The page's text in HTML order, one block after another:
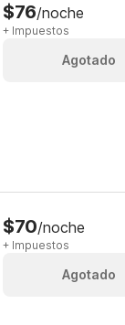
$76/noche
+ Impuestos
Agotado
$70/noche
+ Impuestos
Agotado